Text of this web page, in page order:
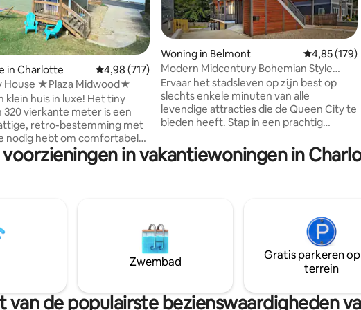
van 4,98 op 5, 125 recensies
in Charlotte Gemiddelde beoordeling van 4,98 op 5, 717 recensies
4,98 (717)
House ★Plaza Midwood★
huis in luxe! Het tiny
320 vierkante meter is een
retro-bestemming met
nodig hebt om comfortabel
10 minuten lopen (1/2 mijl)
en 2 mijl van uptown
en 40% korting voor verblijven
de deur
Woning in Belmont
4,85 (179)
Modern Midcentury Bohemian Style
juweel-uptown
Ervaar het stadsleven op zijn best op
slechts enkele minuten van alle
levendige attracties die de Queen City te
bieden heeft. Stap in een prachtig
bohemien-stijl dat is ontworpen om je
rust, comfort en stijl te bieden. Deze
zakenreizigers. Elke hoek is met zorg en
praktisch ingericht en combineert
artistieke flair met moderne
functionaliteit om een echt
voorzieningen in vakantiewoningen in
Zwembad
Gratis parkeren
terrein
van de populairste bezienswaardigheden